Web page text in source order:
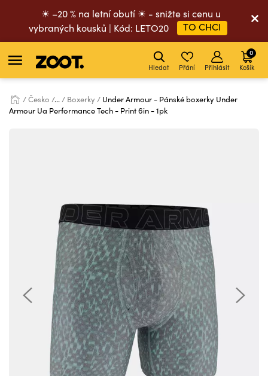
☀ –20 % na letní obutí ☀ - snižte si cenu u
vybraných kousků | Kód: LETO20
TO CHCI
Hledat Přání Přihlásit Košík
0
Česko ... Boxerky
Under Armour - Pánské boxerky Under
Armour Ua Performance Tech - Print 6in - 1pk